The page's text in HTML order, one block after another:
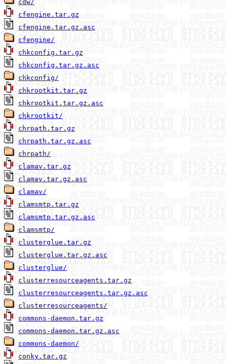
cdw/
cfengine.tar.gz
cfengine.tar.gz.asc
cfengine/
chkconfig.tar.gz
chkconfig.tar.gz.asc
chkconfig/
chkrootkit.tar.gz
chkrootkit.tar.gz.asc
chkrootkit/
chrpath.tar.gz
chrpath.tar.gz.asc
chrpath/
clamav.tar.gz
clamav.tar.gz.asc
clamav/
clamsmtp.tar.gz
clamsmtp.tar.gz.asc
clamsmtp/
clusterglue.tar.gz
clusterglue.tar.gz.asc
clusterglue/
clusterresourceagents.tar.gz
clusterresourceagents.tar.gz.asc
clusterresourceagents/
commons-daemon.tar.gz
commons-daemon.tar.gz.asc
commons-daemon/
conky.tar.gz